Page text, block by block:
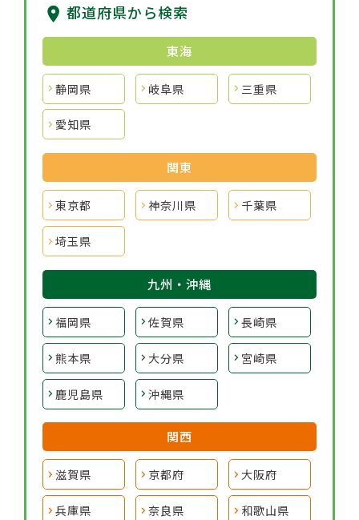
都道府県から検索
東海
静岡県 岐阜県 三重県
愛知県
関東
東京都 神奈川県 千葉県
埼玉県
九州・沖縄
福岡県 佐賀県 長崎県
熊本県 大分県 宮崎県
鹿児島県 沖縄県
関西
滋賀県 京都府 大阪府
兵庫県 奈良県 和歌山県